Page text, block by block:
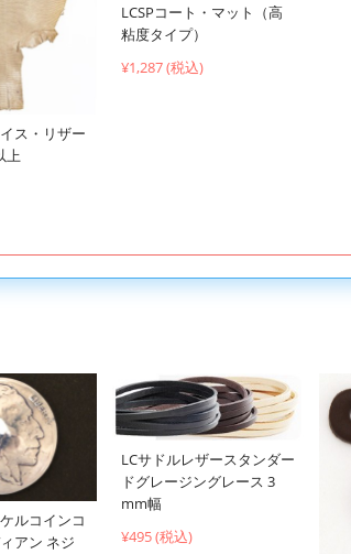
ス・リザー
上
LCSPコート・マット（高
粘度タイプ）
¥1,287 (税込)
ルコインコ
アン ネジ
LCサドルレザースタンダー
ドグレージングレース 3
mm幅
¥495 (税込)